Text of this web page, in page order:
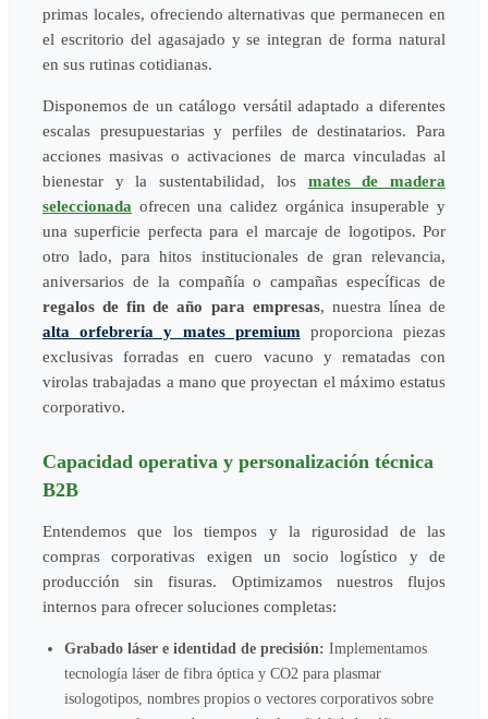
primas locales, ofreciendo alternativas que permanecen en
el escritorio del agasajado y se integran de forma natural
en sus rutinas cotidianas.
Disponemos de un catálogo versátil adaptado a diferentes
escalas presupuestarias y perfiles de destinatarios. Para
acciones masivas o activaciones de marca vinculadas al
bienestar y la sustentabilidad, los mates de madera
seleccionada ofrecen una calidez orgánica insuperable y
una superficie perfecta para el marcaje de logotipos. Por
otro lado, para hitos institucionales de gran relevancia,
aniversarios de la compañía o campañas específicas de
regalos de fin de año para empresas, nuestra línea de
alta orfebrería y mates premium proporciona piezas
exclusivas forradas en cuero vacuno y rematadas con
virolas trabajadas a mano que proyectan el máximo estatus
corporativo.
Capacidad operativa y personalización técnica
B2B
Entendemos que los tiempos y la rigurosidad de las
compras corporativas exigen un socio logístico y de
producción sin fisuras. Optimizamos nuestros flujos
internos para ofrecer soluciones completas:
Grabado láser e identidad de precisión: Implementamos
tecnología láser de fibra óptica y CO2 para plasmar
isologotipos, nombres propios o vectores corporativos sobre